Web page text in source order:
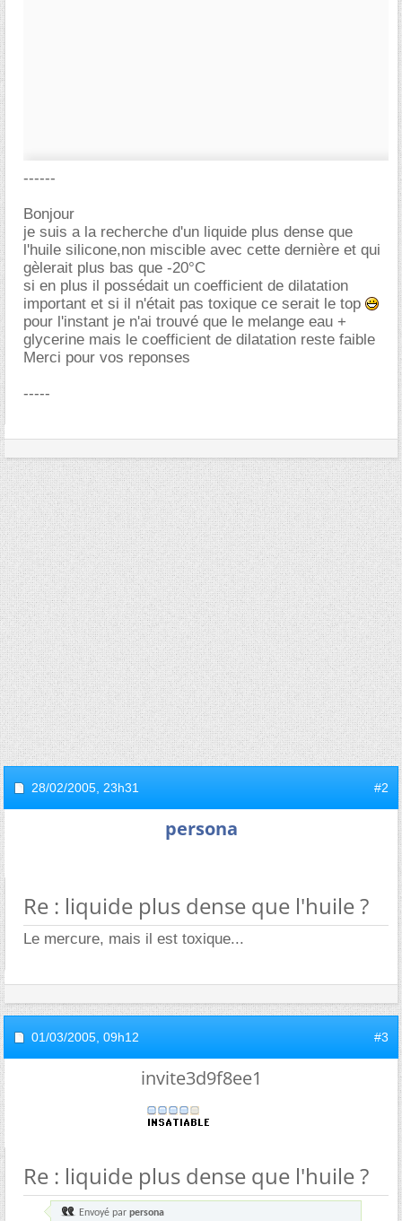
------
Bonjour
je suis a la recherche d'un liquide plus dense que
l'huile silicone,non miscible avec cette dernière et qui
gèlerait plus bas que -20°C
si en plus il possédait un coefficient de dilatation
important et si il n'était pas toxique ce serait le top
pour l'instant je n'ai trouvé que le melange eau +
glycerine mais le coefficient de dilatation reste faible
Merci pour vos reponses
-----
28/02/2005, 23h31 #2
persona
Re : liquide plus dense que l'huile ?
Le mercure, mais il est toxique...
01/03/2005, 09h12 #3
invite3d9f8ee1
Re : liquide plus dense que l'huile ?
Envoyé par persona